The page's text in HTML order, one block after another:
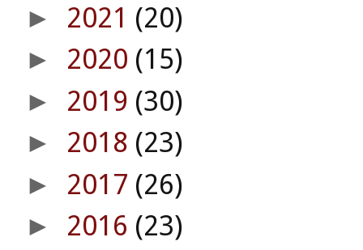
► 2021 (20)
► 2020 (15)
► 2019 (30)
► 2018 (23)
► 2017 (26)
► 2016 (23)